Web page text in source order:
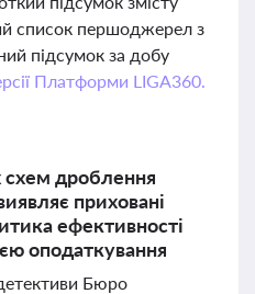
список першоджерел з
підсумок за добу
Платформи LIGA360.
дроблення
приховані
ефективності
оподаткування
Бюро